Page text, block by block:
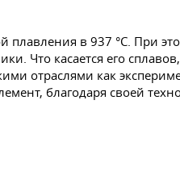
в 937 °C. При
Что касается его
отраслями как
благодаря своей